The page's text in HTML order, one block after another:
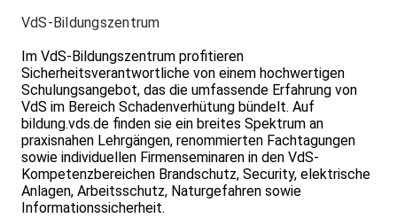
VdS-Bildungszentrum
Im VdS-Bildungszentrum profitieren
Sicherheitsverantwortliche von einem hochwertigen
Schulungsangebot, das die umfassende Erfahrung von
VdS im Bereich Schadenverhütung bündelt. Auf
bildung.vds.de finden sie ein breites Spektrum an
praxisnahen Lehrgängen, renommierten Fachtagungen
sowie individuellen Firmenseminaren in den VdS-
Kompetenzbereichen Brandschutz, Security, elektrische
Anlagen, Arbeitsschutz, Naturgefahren sowie
Informationssicherheit.